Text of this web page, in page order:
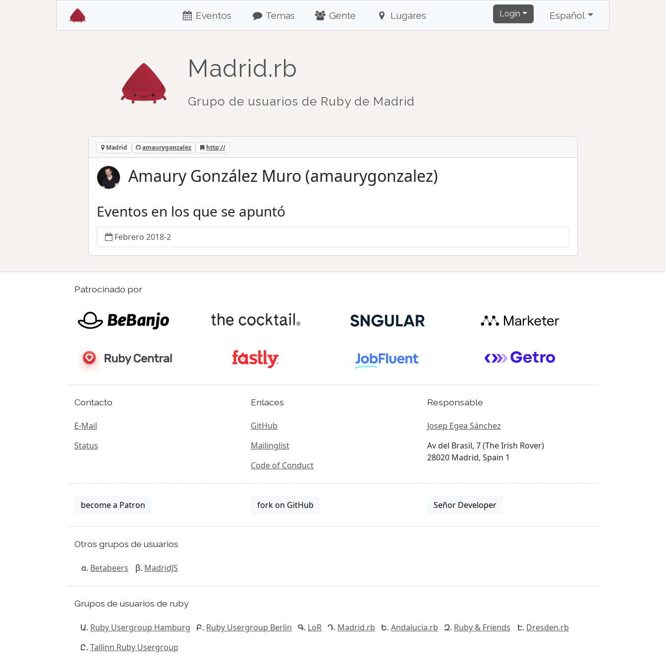
Eventos Temas Gente Lugares Login Español
Madrid.rb
Grupo de usuarios de Ruby de Madrid
Madrid amaurygonzalez http://
Amaury González Muro (amaurygonzalez)
Eventos en los que se apuntó
Febrero 2018-2
Patrocinado por
Contacto
E-Mail
Status
Enlaces
GitHub
Mailinglist
Code of Conduct
Responsable
Josep Egea Sánchez
Av del Brasil, 7 (The Irish Rover)
28020 Madrid, Spain 1
become a Patron fork on GitHub Señor Developer
Otros grupos de usuarios
Betabeers MadridJS
Grupos de usuarios de ruby
Ruby Usergroup Hamburg Ruby Usergroup Berlin LoR Madrid.rb Andalucia.rb Ruby & Friends
Dresden.rb
Tallinn Ruby Usergroup